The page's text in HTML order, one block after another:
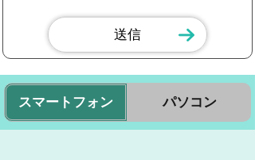
スマートフォン パソコン